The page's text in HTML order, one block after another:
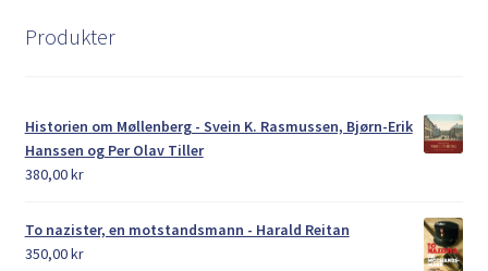
Produkter
Historien om Møllenberg - Svein K. Rasmussen, Bjørn-Erik
Hanssen og Per Olav Tiller
380,00kr
To nazister, en motstandsmann - Harald Reitan
350,00kr